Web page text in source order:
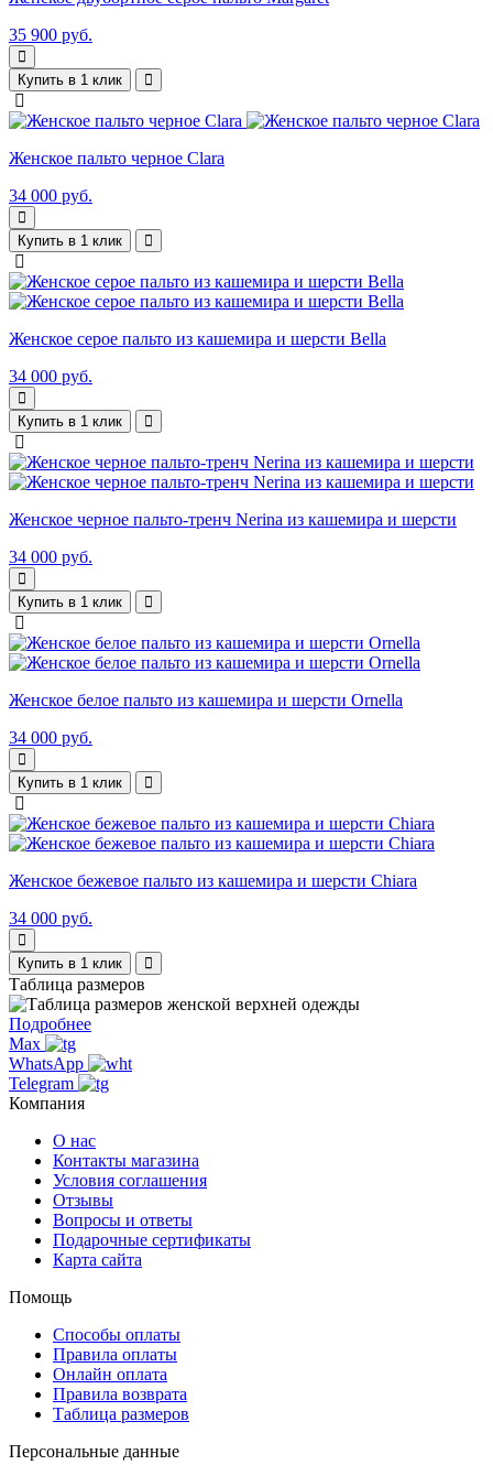
35 900 руб.
Купить в 1 клик
Женское пальто черное Clara
34 000 руб.
Купить в 1 клик
Женское серое пальто из кашемира и шерсти Bella
34 000 руб.
Купить в 1 клик
Женское черное пальто-тренч Nerina из кашемира и шерсти
34 000 руб.
Купить в 1 клик
Женское белое пальто из кашемира и шерсти Ornella
34 000 руб.
Купить в 1 клик
Женское бежевое пальто из кашемира и шерсти Chiara
34 000 руб.
Купить в 1 клик
Таблица размеров
Подробнее
Max
WhatsApp
Telegram
Компания
О нас
Контакты магазина
Условия соглашения
Отзывы
Вопросы и ответы
Подарочные сертификаты
Карта сайта
Помощь
Способы оплаты
Правила оплаты
Онлайн оплата
Правила возврата
Таблица размеров
Персональные данные